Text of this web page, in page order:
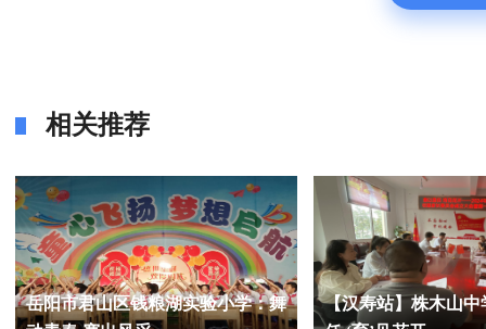
相关推荐
岳阳市君山区钱粮湖实验小学：舞
【汉寿站】株木山中